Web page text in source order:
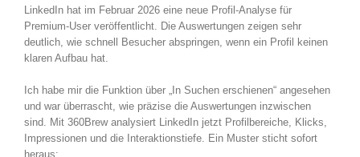
LinkedIn hat im Februar 2026 eine neue Profil-Analyse für
Premium-User veröffentlicht. Die Auswertungen zeigen sehr
deutlich, wie schnell Besucher abspringen, wenn ein Profil keinen
klaren Aufbau hat.
Ich habe mir die Funktion über „In Suchen erschienen“ angesehen
und war überrascht, wie präzise die Auswertungen inzwischen
sind. Mit 360Brew analysiert LinkedIn jetzt Profilbereiche, Klicks,
Impressionen und die Interaktionstiefe. Ein Muster sticht sofort
heraus: